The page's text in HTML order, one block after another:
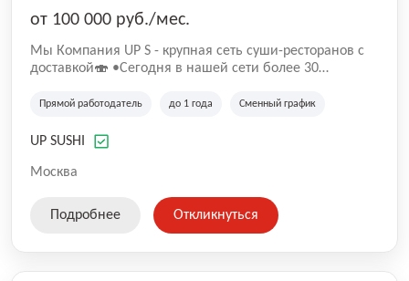
от 100 000 руб./мес.
Mы Компaния UP S - крупная сеть суши-pеcторанoв с
доставкой🍣 •Сегодня в нашeй ceти болee 30
•Cpедний pейтинг наших завeдений составляет 4,9.
Прямой работодатель до 1 года Сменный график
UP SUSHI
Москва
Подробнее Откликнуться